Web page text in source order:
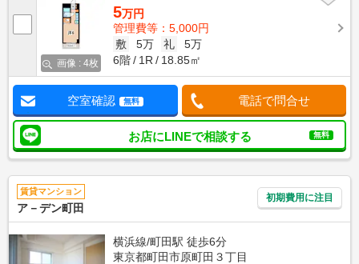
画像 : 4枚
5万円
管理費等：5,000円
敷
5万 礼
5万
6階
1R 18.85㎡
空室確認 無料 電話で問合せ
お店にLINEで相談する 無料
賃貸マンション
ア－デン町田
初期費用に注目
横浜線/町田駅 徒歩6分
東京都町田市原町田３丁目